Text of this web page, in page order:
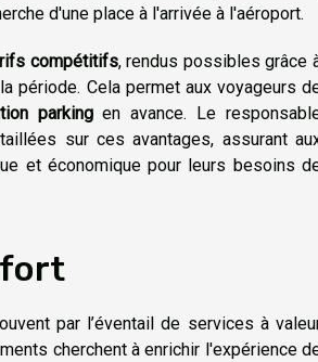
d'une place à l'arrivée à l'aéroport.
compétitifs, rendus possibles grâce
période. Cela permet aux voyageurs
parkingen avance. Le
sur ces avantages, assurant
et économique pour leurs besoins
par l’éventail de services à
cherchent à enrichir l'expérience